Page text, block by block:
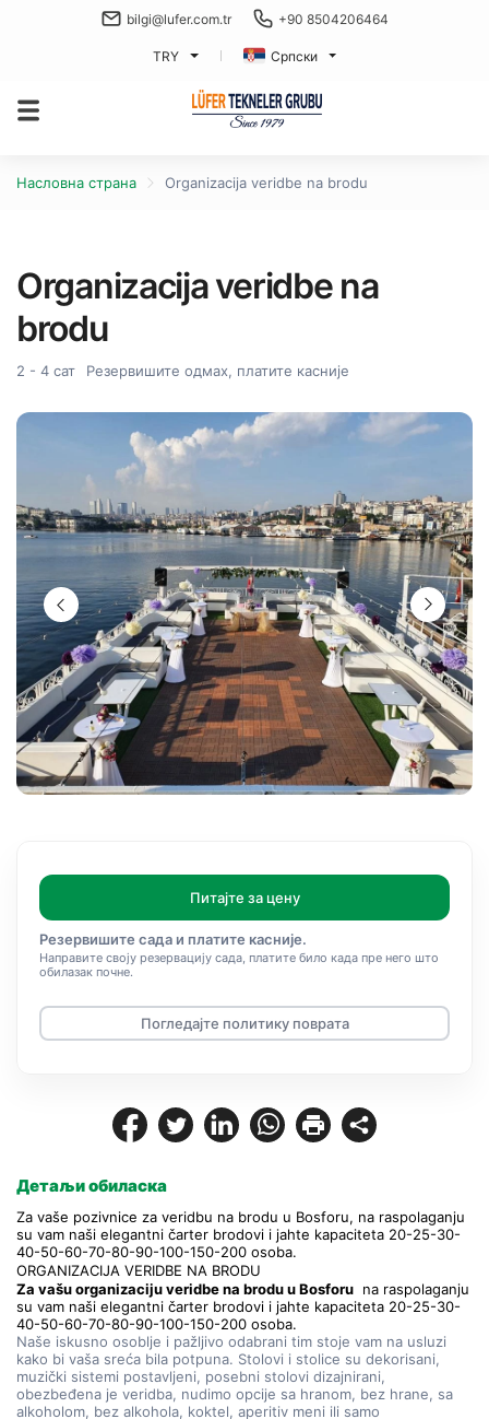
bilgi@lufer.com.tr +90 8504206464
TRY Српски
Насловна страна Organizacija veridbe na brodu
Детаљи обиласка
Za vaše pozivnice za veridbu na brodu u Bosforu, na raspolaganju
su vam naši elegantni čarter brodovi i jahte kapaciteta 20-25-30-
40-50-60-70-80-90-100-150-200 osoba.
ORGANIZACIJA VERIDBE NA BRODU
Za vašu organizaciju veridbe na brodu u Bosforu na raspolaganju
su vam naši elegantni čarter brodovi i jahte kapaciteta 20-25-30-
40-50-60-70-80-90-100-150-200 osoba.
Naše iskusno osoblje i pažljivo odabrani tim stoje vam na usluzi
kako bi vaša sreća bila potpuna. Stolovi i stolice su dekorisani,
muzički sistemi postavljeni, posebni stolovi dizajnirani,
obezbeđena je veridba, nudimo opcije sa hranom, bez hrane, sa
Organizacija veridbe na
brodu
2 - 4 сат Резервишите одмах, платите касније
Питајте за цену
Резервишите сада и платите касније.
Направите своју резервацију сада, платите било када пре него што
обилазак почне.
Погледајте политику поврата